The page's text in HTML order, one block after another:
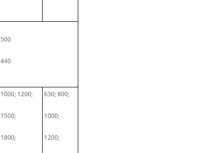
500
440
1000; 1200;
1500;
1800;
630; 800;
1000;
1200;